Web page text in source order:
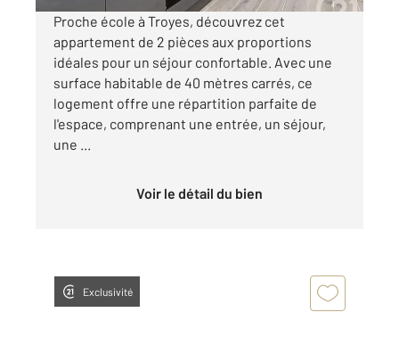
Proche école à Troyes, découvrez cet
appartement de 2 pièces aux proportions
idéales pour un séjour confortable. Avec une
surface habitable de 40 mètres carrés, ce
logement offre une répartition parfaite de
l'espace, comprenant une entrée, un séjour,
une ...
Voir le détail du bien
Exclusivité